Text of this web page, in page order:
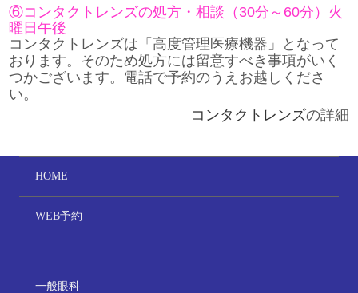
⑥コンタクトレンズの処方・相談（30分～60分）火
曜日午後
コンタクトレンズは「高度管理医療機器」となって
おります。そのため処方には留意すべき事項がいく
つかございます。電話で予約のうえお越しくださ
い。
コンタクトレンズの詳細
HOME
WEB予約
一般眼科